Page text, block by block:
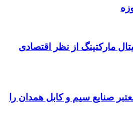
مارکتینگ از نظر اقتصادی
صنایع سیم و کابل همدان را